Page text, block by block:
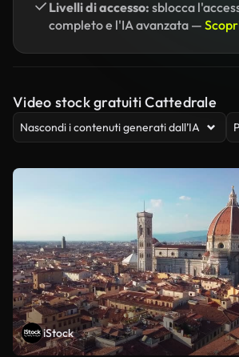
Livelli di accesso: sblocca
completo e l'IA avanzata —
Video stock gratuiti Cattedrale
Nascondi i contenuti generati dall’IA
iStock